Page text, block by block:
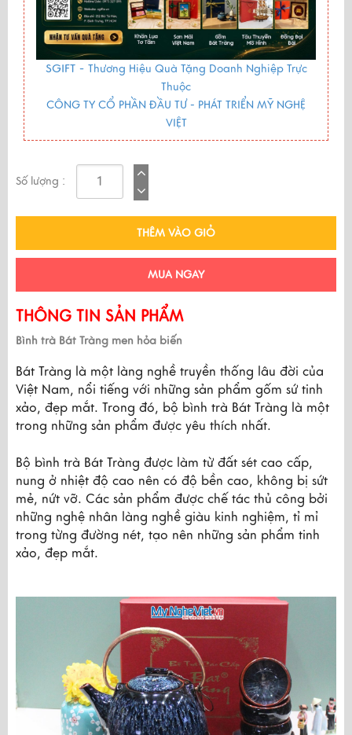
SGIFT - Thương Hiệu Quà Tặng Doanh Nghiệp Trực
Thuộc
CÔNG TY CỔ PHẦN ĐẦU TƯ - PHÁT TRIỂN MỸ NGHỆ
VIỆT
Số lượng :
THÊM VÀO GIỎ
MUA NGAY
THÔNG TIN SẢN PHẨM
Bình trà Bát Tràng men hỏa biến
Bát Tràng là một làng nghề truyền thống lâu đời của
Việt Nam, nổi tiếng với những sản phẩm gốm sứ tinh
xảo, đẹp mắt. Trong đó, bộ bình trà Bát Tràng là một
trong những sản phẩm được yêu thích nhất.
Bộ bình trà Bát Tràng được làm từ đất sét cao cấp,
nung ở nhiệt độ cao nên có độ bền cao, không bị sứt
mẻ, nứt vỡ. Các sản phẩm được chế tác thủ công bởi
những nghệ nhân làng nghề giàu kinh nghiệm, tỉ mỉ
trong từng đường nét, tạo nên những sản phẩm tinh
xảo, đẹp mắt.